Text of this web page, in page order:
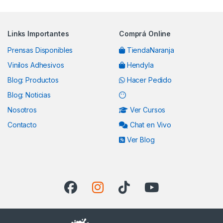
Links Importantes
Prensas Disponibles
Vinilos Adhesivos
Blog: Productos
Blog: Noticias
Nosotros
Contacto
Comprá Online
TiendaNaranja
Hendyla
Hacer Pedido
Ver Cursos
Chat en Vivo
Ver Blog